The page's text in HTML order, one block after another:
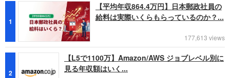
1
【平均年収864.4万円】日本郵政社員の
給料は実際いくらもらっているのか？...
177,613 views
2
【L5で1100万】Amazon/AWS ジョブレベル別に
見る年収額はいく...